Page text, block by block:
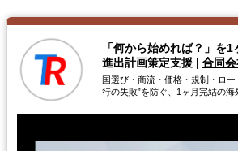
「何から始めれば？」を
進出計画策定支援 | 合同
国選び・商流・価格・規制・ロ
行の失敗”を防ぐ、1ヶ月完結の